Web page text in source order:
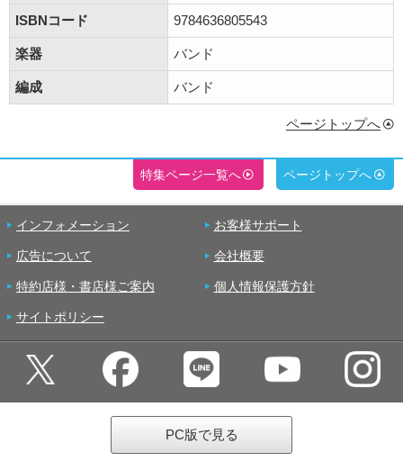
ISBNコード 9784636805543
楽器 バンド
編成 バンド
ページトップへ
特集ページ一覧へ ページトップへ
インフォメーション お客様サポート
広告について 会社概要
特約店様・書店様ご案内 個人情報保護方針
サイトポリシー
PC版で見る